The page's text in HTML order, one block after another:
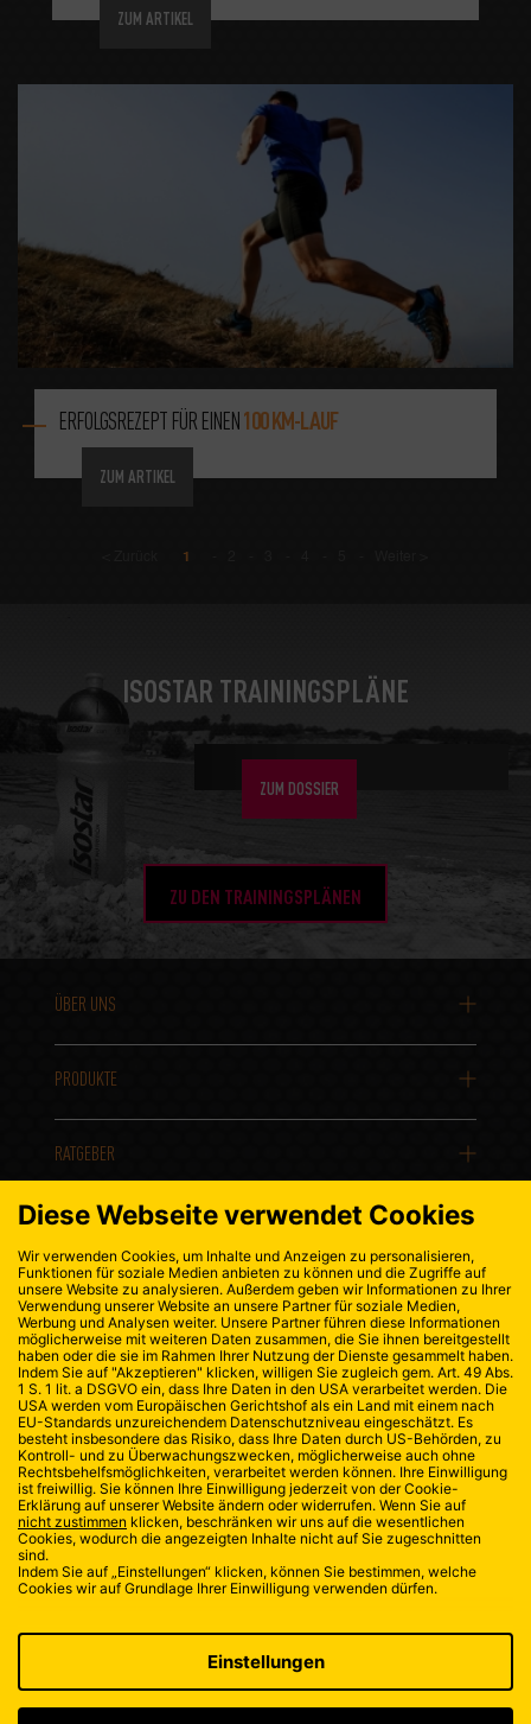
ZUM ARTIKEL
ERFOLGSREZEPT FÜR EINEN100 KM-LAUF
ZUM ARTIKEL
1
ISOSTAR TRAININGSPLÄNE
DIE BESTEN WANDERUNGEN
ZUM DOSSIER
ZU DEN TRAININGSPLÄNEN
ÜBER UNS
PRODUKTE
RATGEBER
KONTAKT
DATENSCHUTZ
IMPRESSUM
Challengé par :